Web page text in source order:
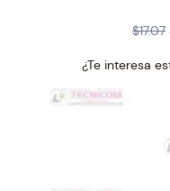
$17.07
¿Te interesa